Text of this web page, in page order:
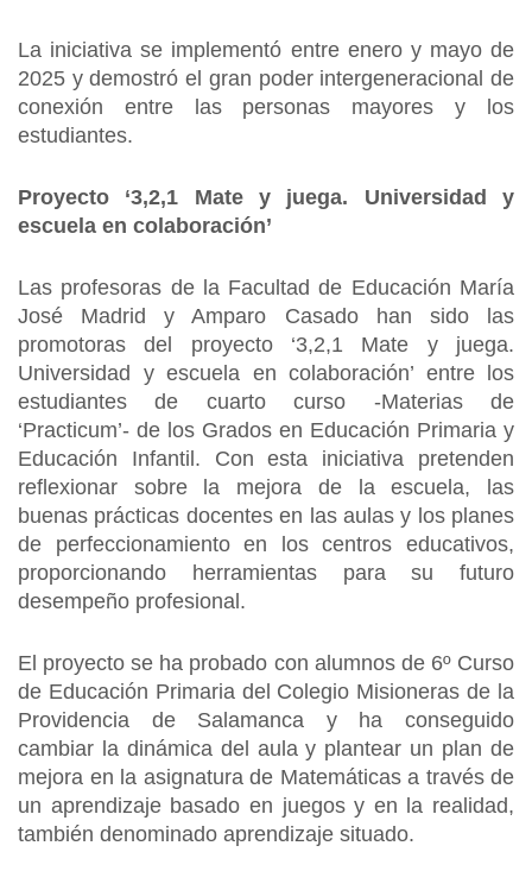
La iniciativa se implementó entre enero y mayo de
2025 y demostró el gran poder intergeneracional de
conexión entre las personas mayores y los
estudiantes.
Proyecto ‘3,2,1 Mate y juega. Universidad y
escuela en colaboración’
Las profesoras de la Facultad de Educación María
José Madrid y Amparo Casado han sido las
promotoras del proyecto ‘3,2,1 Mate y juega.
Universidad y escuela en colaboración’ entre los
estudiantes de cuarto curso -Materias de
‘Practicum’- de los Grados en Educación Primaria y
Educación Infantil. Con esta iniciativa pretenden
reflexionar sobre la mejora de la escuela, las
buenas prácticas docentes en las aulas y los planes
de perfeccionamiento en los centros educativos,
proporcionando herramientas para su futuro
desempeño profesional.
El proyecto se ha probado con alumnos de 6º Curso
de Educación Primaria del Colegio Misioneras de la
Providencia de Salamanca y ha conseguido
cambiar la dinámica del aula y plantear un plan de
mejora en la asignatura de Matemáticas a través de
un aprendizaje basado en juegos y en la realidad,
también denominado aprendizaje situado.